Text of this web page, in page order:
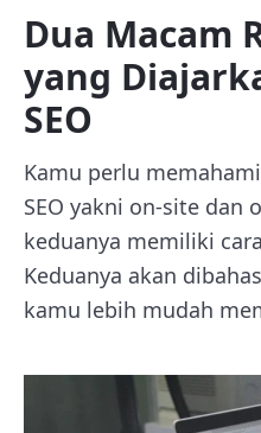
Dua Macam
yang
SEO
Kamu perlu
SEO yakni on-site dan
keduanya memiliki
Keduanya akan
kamu lebih mudah